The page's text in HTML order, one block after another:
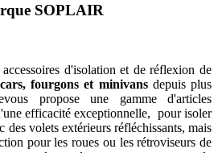
SOPLAIR
accessoires d'isolation et de réflexion de
fourgons et minivans depuis plus
propose une gamme d'articles
efficacité exceptionnelle, pour isoler
des volets extérieurs réfléchissants, mais
pour les roues ou les rétroviseurs de